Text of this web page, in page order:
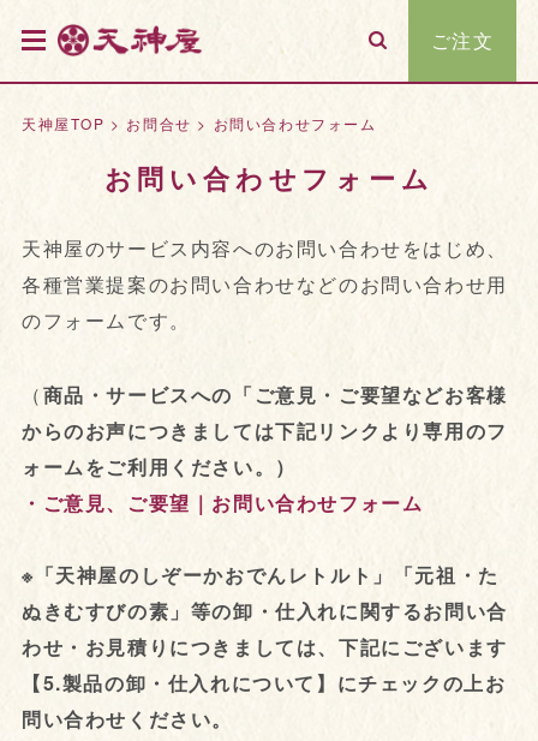
ご注文
天神屋TOP > お問合せ > お問い合わせフォーム
お問い合わせフォーム
天神屋のサービス内容へのお問い合わせをはじめ、
各種営業提案のお問い合わせなどのお問い合わせ用
のフォームです。
（商品・サービスへの「ご意見・ご要望などお客様
からのお声につきましては下記リンクより専用のフ
ォームをご利用ください。）
・ご意見、ご要望｜お問い合わせフォーム
※「天神屋のしぞーかおでんレトルト」「元祖・た
ぬきむすびの素」等の卸・仕入れに関するお問い合
わせ・お見積りにつきましては、下記にございます
【5.製品の卸・仕入れについて】にチェックの上お
問い合わせください。